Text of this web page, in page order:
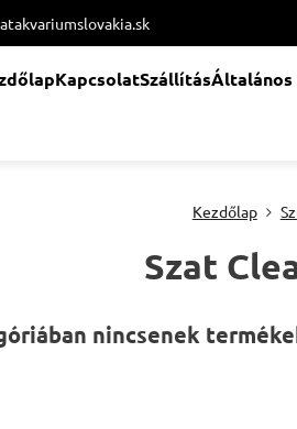
KapcsolatSzállításÁltalános
Kezdőlap
Szat